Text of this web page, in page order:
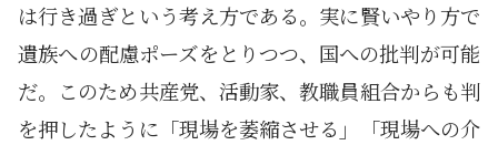
は行き過ぎという考え方である。実に賢いやり方で
遺族への配慮ポーズをとりつつ、国への批判が可能
だ。このため共産党、活動家、教職員組合からも判
を押したように「現場を萎縮させる」「現場への介